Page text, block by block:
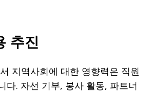
추진
지역사회에 대한 영향력은 직원
다. 자선 기부, 봉사 활동, 파트너